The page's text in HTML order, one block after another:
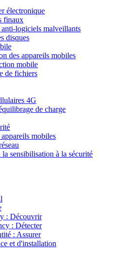
électronique
finaux
logiciels malveillants
disques
des appareils mobiles
mobile
de fichiers
4G
de charge
mobiles
sensibilisation à la sécurité
: Découvrir
: Détecter
: Assurer
et d'installation